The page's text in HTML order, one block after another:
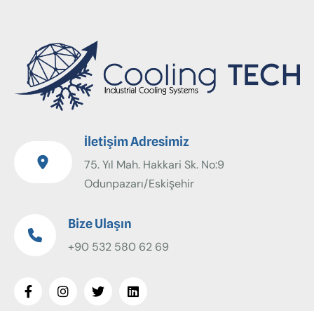
İletişim Adresimiz
75. Yıl Mah. Hakkari Sk. No:9
Odunpazarı/Eskişehir
Bize Ulaşın
+90 532 580 62 69